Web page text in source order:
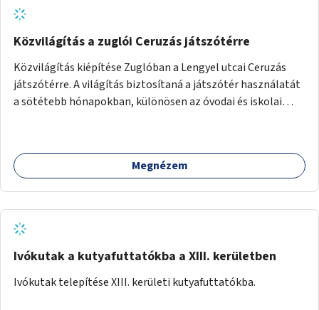
Közvilágítás a zuglói Ceruzás játszótérre
Közvilágítás kiépítése Zuglóban a Lengyel utcai Ceruzás
játszótérre. A világítás biztosítaná a játszótér használatát
a sötétebb hónapokban, különösen az óvodai és iskolai
Megnézem
Ivókutak a kutyafuttatókba a XIII. kerületben
Ivókutak telepítése XIII. kerületi kutyafuttatókba.